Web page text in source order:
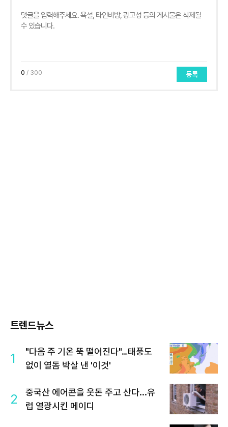
0 / 300 등록
트렌드뉴스
1
"다음 주 기온 뚝 떨어진다"…태풍도
없이 열돔 박살 낸 '이것'
2
중국산 에어콘을 웃돈 주고 산다...유
럽 열광시킨 메이디